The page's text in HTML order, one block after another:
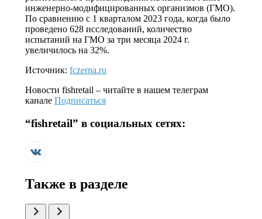
инженерно-модифицированных организмов (ГМО).
По сравнению с 1 кварталом 2023 года, когда было
проведено 628 исследований, количество
испытаний на ГМО за три месяца 2024 г.
увеличилось на 32%.
Источник: fczerna.ru
Новости fishretail – читайте в нашем телеграм
канале Подписаться
“fishretail” в социальных сетях:
Также в разделе